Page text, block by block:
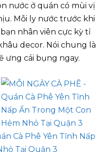
nước ở quán có mùi vị
Mỗi ly nước trước khi
nhân viên cực kỳ tỉ
decor. Nói chung là
ưng cái bụng ngay.